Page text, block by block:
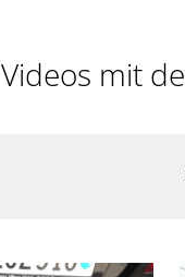
mit